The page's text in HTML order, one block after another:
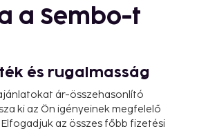
a Sembo-t
és rugalmasság
ár-összehasonlító
ki az Ön igényeinek megfelelő
az összes főbb fizetési